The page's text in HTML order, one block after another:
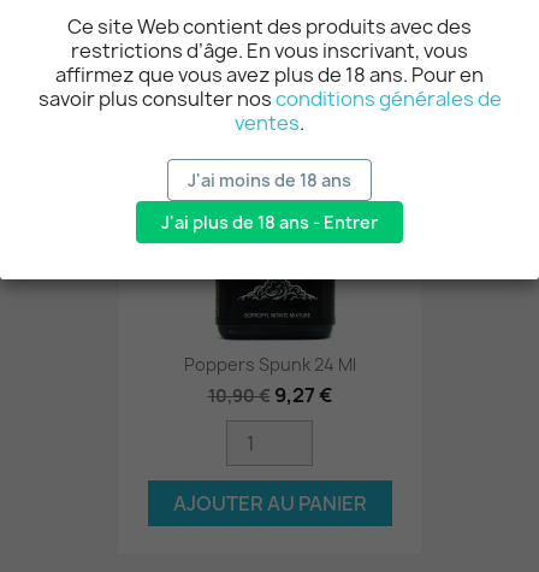
Poppers Spunk 24 Ml
10,90 € 9,27 €
AJOUTER AU PANIER
-15%
Ce site Web contient des produits avec des
restrictions d’âge. En vous inscrivant, vous
affirmez que vous avez plus de 18 ans. Pour en
savoir plus consulter nosconditions générales de
ventes.
J'ai moins de 18 ans
J'ai plus de 18 ans - Entrer